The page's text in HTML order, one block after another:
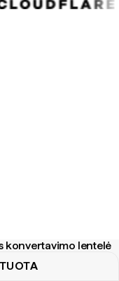
konvertavimo lentelė